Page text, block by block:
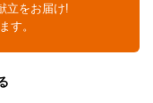
立をお届け!
す。